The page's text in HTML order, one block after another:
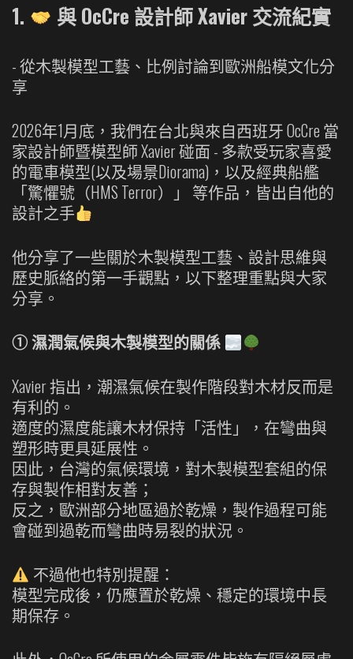
1.
與 OcCre 設計師 Xavier 交流紀實
- 從木製模型工藝、比例討論到歐洲船模文化分
享
2026年1月底，我們在台北與來自西班牙 OcCre 當
家設計師暨模型師 Xavier 碰面 - 多款受玩家喜愛
的電車模型(以及場景Diorama)，以及經典船艦
「驚懼號（HMS Terror）」 等作品，皆出自他的
設計之手
他分享了一些關於木製模型工藝、設計思維與
歷史脈絡的第一手觀點，以下整理重點與大家
分享。
① 濕潤氣候與木製模型的關係
Xavier 指出，潮濕氣候在製作階段對木材反而是
有利的。
適度的濕度能讓木材保持「活性」，在彎曲與
塑形時更具延展性。
因此，台灣的氣候環境，對木製模型套組的保
存與製作相對友善；
反之，歐洲部分地區過於乾燥，製作過程可能
會碰到過乾而彎曲時易裂的狀況。
不過他也特別提醒：
模型完成後，仍應置於乾燥、穩定的環境中長
期保存。